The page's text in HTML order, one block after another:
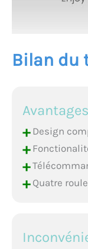
Bilan du
Avantages
+Design
+
+
+Quatre